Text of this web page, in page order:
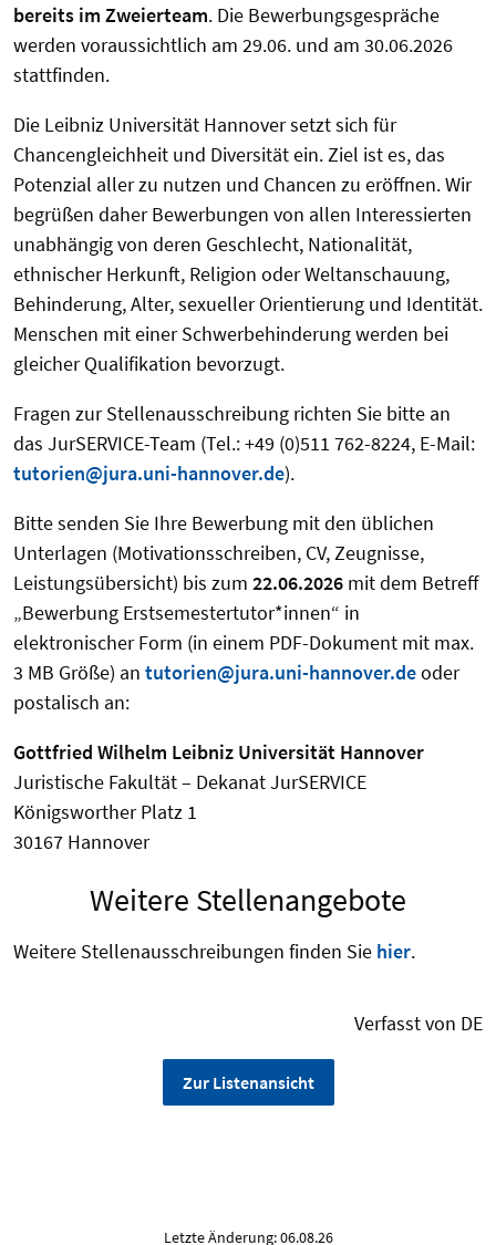
bereits im Zweierteam. Die Bewerbungsgespräche
werden voraussichtlich am 29.06. und am 30.06.2026
stattfinden.
Die Leibniz Universität Hannover setzt sich für
Chancengleichheit und Diversität ein. Ziel ist es, das
Potenzial aller zu nutzen und Chancen zu eröffnen. Wir
begrüßen daher Bewerbungen von allen Interessierten
unabhängig von deren Geschlecht, Nationalität,
ethnischer Herkunft, Religion oder Weltanschauung,
Behinderung, Alter, sexueller Orientierung und Identität.
Menschen mit einer Schwerbehinderung werden bei
gleicher Qualifikation bevorzugt.
Fragen zur Stellenausschreibung richten Sie bitte an
das JurSERVICE-Team (Tel.: +49 (0)511 762-8224, E-Mail:
tutorien@jura.uni-hannover.de).
Bitte senden Sie Ihre Bewerbung mit den üblichen
Unterlagen (Motivationsschreiben, CV, Zeugnisse,
Leistungsübersicht) bis zum 22.06.2026 mit dem Betreff
„Bewerbung Erstsemestertutor*innen“ in
elektronischer Form (in einem PDF-Dokument mit max.
3 MB Größe) an tutorien@jura.uni-hannover.deoder
postalisch an:
Gottfried Wilhelm Leibniz Universität Hannover
Juristische Fakultät – Dekanat JurSERVICE
Königsworther Platz 1
30167 Hannover
Weitere Stellenangebote
Weitere Stellenausschreibungen finden Sie hier.
Verfasst von DE
Zur Listenansicht
Letzte Änderung: 06.08.26